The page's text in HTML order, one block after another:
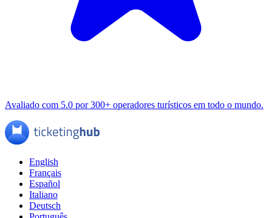
Avaliado com 5.0 por 300+ operadores turísticos em todo o mundo.
English
Français
Español
Italiano
Deutsch